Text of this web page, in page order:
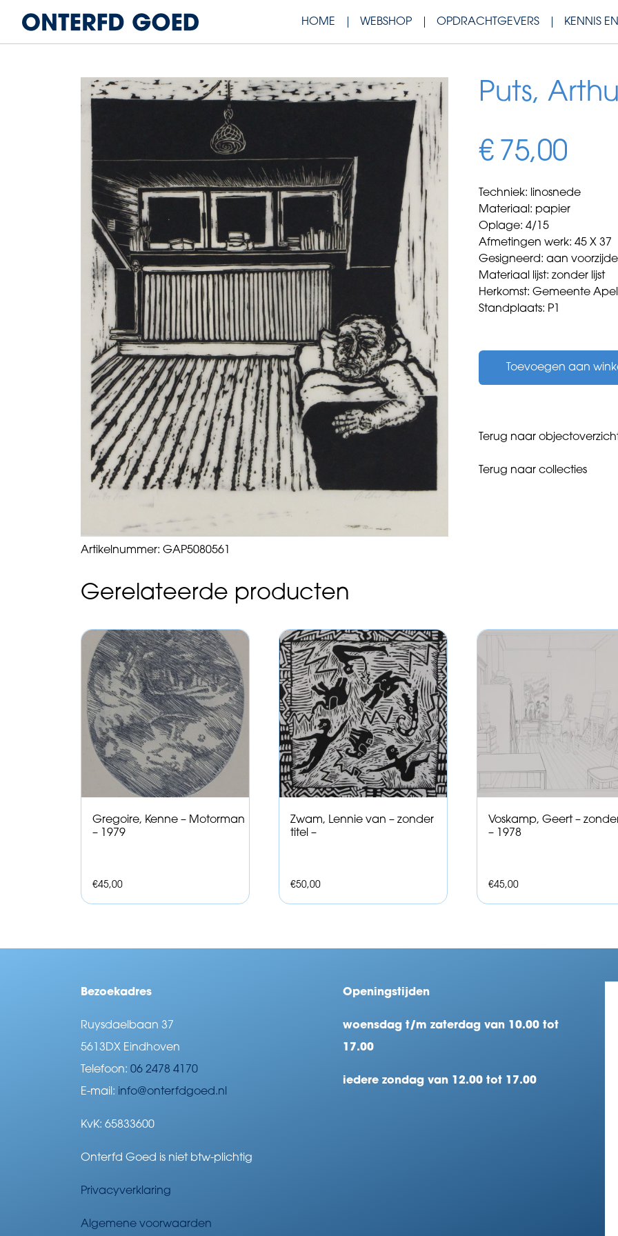
HOME WEBSHOP OPDRACHTGEVERS KENNIS
Artikelnummer: GAP5080561
Puts,
€ 75,00
Techniek: linosnede
Materiaal: papier
Oplage: 4/15
Afmetingen werk: 45 X 37
Gesigneerd: aan voorzijde
Materiaal lijst: zonder lijst
Herkomst: Gemeente
Standplaats: P1
Arthur
Angst
aantal
Toevoegen aan
Terug naar
Terug naar collecties
Gerelateerde producten
Gregoire, Kenne – Motorman
– 1979
€45,00
Zwam, Lennie van – zonder
titel –
€50,00
Voskamp, Geert –
– 1978
€45,00
Bezoekadres
Ruysdaelbaan 37
5613DX Eindhoven
Telefoon: 06 2478 4170
E-mail: info@onterfdgoed.nl
KvK: 65833600
Onterfd Goed is niet btw-plichtig
Privacyverklaring
Algemene voorwaarden
Openingstijden
woensdag t/m zaterdag van 10.00 tot
17.00
iedere zondag van 12.00 tot 17.00